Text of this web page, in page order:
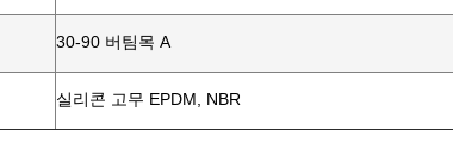
30-90 버팀목 A
실리콘 고무 EPDM, NBR